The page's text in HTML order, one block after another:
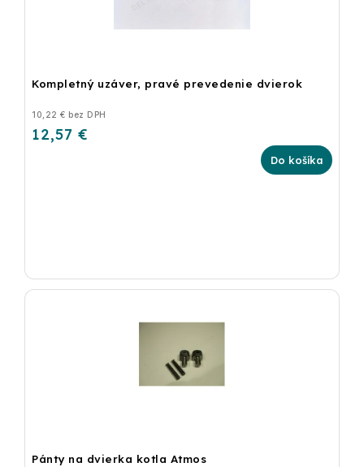
Kompletný uzáver, pravé prevedenie dvierok
10,22 € bez DPH
12,57 €
Do košíka
Pánty na dvierka kotla Atmos